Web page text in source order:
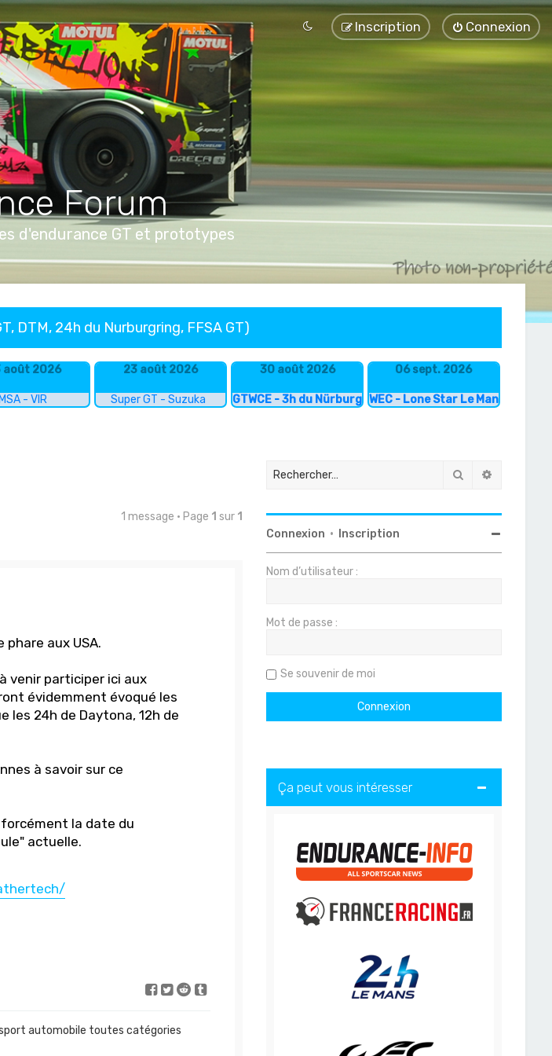
Connexion
Inscription
Forum
d'endurance GT et prototypes
DTM, 24h du Nurburgring, FFSA GT)
août 2026
- VIR
23 août 2026
Super GT - Suzuka
30 août 2026
GTWCE - 3h du Nürburgring
06 sept. 2026
WEC - Lone Star Le Mans
1 message • Page 1 sur 1
aux USA.
venir participer ici aux
évidemment évoqué les
les 24h de Daytona, 12h de
à savoir sur ce
la date du
actuelle.
automobile toutes catégories
Rechercher
Connexion • Inscription
Nom d’utilisateur :
Mot de passe :
Se souvenir de moi
Ça peut vous intéresser